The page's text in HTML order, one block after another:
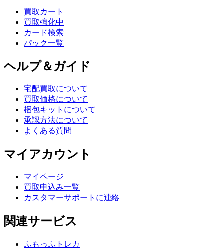
買取カート
買取強化中
カード検索
パック一覧
ヘルプ＆ガイド
宅配買取について
買取価格について
梱包キットについて
承認方法について
よくある質問
マイアカウント
マイページ
買取申込み一覧
カスタマーサポートに連絡
関連サービス
ふもっふトレカ